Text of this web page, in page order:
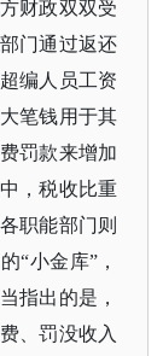
财政双双受
门通过返还
编人员工资
笔钱用于其
罚款来增加
，税收比重
职能部门则
“小金库”，
指出的是，
、罚没收入